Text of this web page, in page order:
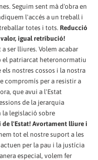
Seguim sent mà d'obra en
l'accés a un treball i
totes i tots. Reducció
igual retribució!
ser lliures. Volem acabar
el patriarcat heteronormatiu
nostres cossos i la nostra
compromís per a resistir a
que avui a l'Estat
de la jerarquia
legislació sobre
de l'Estat! Avortament lliure i
tot el nostre suport a les
per la pau i la justícia
especial, volem fer